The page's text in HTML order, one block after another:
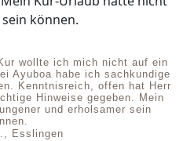
wollte ich mich nicht auf ein
Ayuboa habe ich sachkundige
Kenntnisreich, offen hat Herr
Hinweise gegeben. Mein
und erholsamer sein
Esslingen